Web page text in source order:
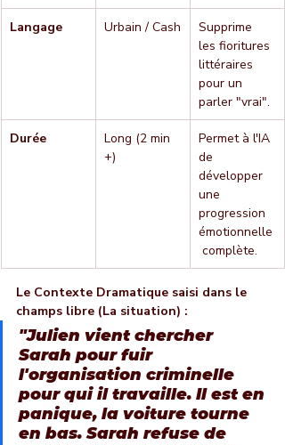
Langage Urbain / Cash
Supprime
les fioritures
littéraires
pour un
parler "vrai".
Durée
Long (2 min
+)
Permet à l'IA
de
développer
une
progression
émotionnelle
complète.
Le Contexte Dramatique saisi dans le
champs libre (La situation) :
"Julien vient chercher
Sarah pour fuir
l'organisation criminelle
pour qui il travaille. Il est en
panique, la voiture tourne
en bas. Sarah refuse de